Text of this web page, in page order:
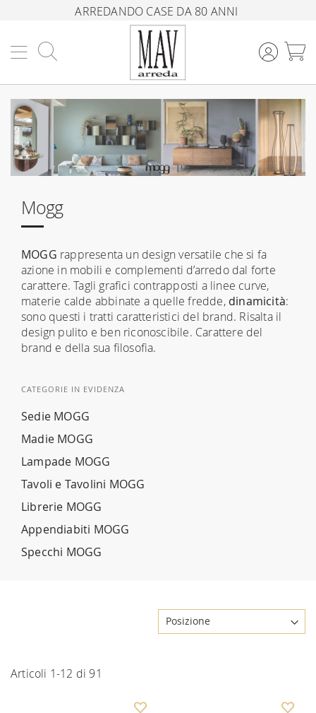
ARREDANDO CASE DA 80 ANNI
Mogg
MOGG rappresenta un design versatile che si fa
azione in mobili e complementi d’arredo dal forte
carattere. Tagli grafici contrapposti a linee curve,
materie calde abbinate a quelle fredde, dinamicità:
sono questi i tratti caratteristici del brand. Risalta il
design pulito e ben riconoscibile. Carattere del
brand e della sua filosofia.
CATEGORIE IN EVIDENZA
Sedie MOGG
Madie MOGG
Lampade MOGG
Tavoli e Tavolini MOGG
Librerie MOGG
Appendiabiti MOGG
Specchi MOGG
Articoli 1-12 di 91